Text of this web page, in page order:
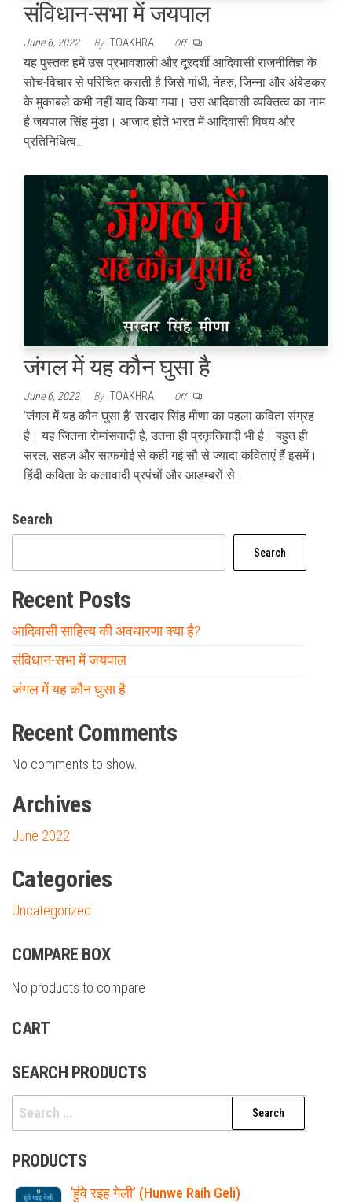
संविधान-सभा में जयपाल
June 6, 2022 By TOAKHRA Off
यह पुस्तक हमें उस प्रभावशाली और दूरदर्शी आदिवासी राजनीतिज्ञ के
सोच-विचार से परिचित कराती है जिसे गांधी, नेहरु, जिन्ना और अंबेडकर
के मुकाबले कभी नहीं याद किया गया। उस आदिवासी व्यक्तित्व का नाम
है जयपाल सिंह मुंडा। आजाद होते भारत में आदिवासी विषय और
प्रतिनिधित्व…
जंगल में यह कौन घुसा है
June 6, 2022 By TOAKHRA Off
‘जंगल में यह कौन घुसा है’ सरदार सिंह मीणा का पहला कविता संग्रह
है। यह जितना रोमांसवादी है, उतना ही प्रकृतिवादी भी है। बहुत ही
सरल, सहज और साफगोई से कही गई सौ से ज्यादा कविताएं हैं इसमें।
हिंदी कविता के कलावादी प्रपंचों और आडम्बरों से…
Search
Search
Recent Posts
आदिवासी साहित्य की अवधारणा क्या है?
संविधान-सभा में जयपाल
जंगल में यह कौन घुसा है
Recent Comments
No comments to show.
Archives
June 2022
Categories
Uncategorized
COMPARE BOX
No products to compare
CART
SEARCH PRODUCTS
Search
for:
PRODUCTS
‘हुंवे रइह गेली’ (Hunwe Raih Geli)